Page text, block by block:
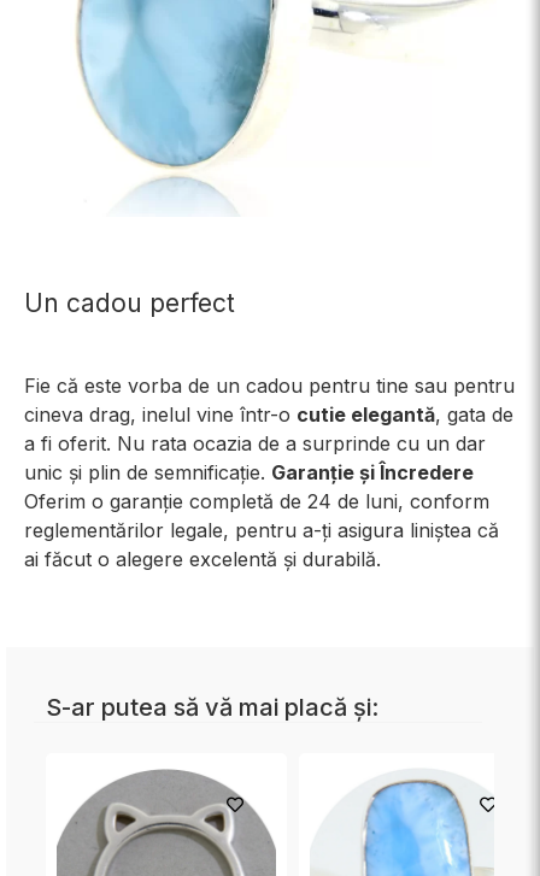
Un cadou perfect
Fie că este vorba de un cadou pentru tine sau pentru
cineva drag, inelul vine într-o cutie elegantă, gata de
a fi oferit. Nu rata ocazia de a surprinde cu un dar
unic și plin de semnificație. Garanție și Încredere
Oferim o garanție completă de 24 de luni, conform
reglementărilor legale, pentru a-ți asigura liniștea că
ai făcut o alegere excelentă și durabilă.
S-ar putea să vă mai placă și: